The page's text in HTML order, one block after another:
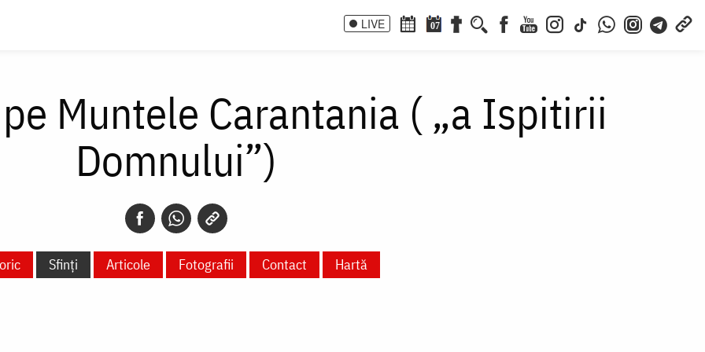
LIVE 07
Muntele Carantania ( „a Ispitirii
Domnului”)
Sfinți Articole Fotografii Contact Hartă